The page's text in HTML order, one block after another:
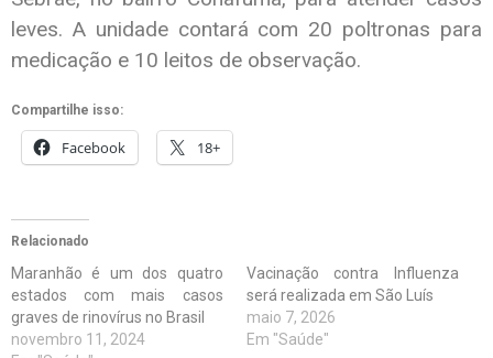
leves. A unidade contará com 20 poltronas para
medicação e 10 leitos de observação.
Compartilhe isso:
Facebook 18+
Relacionado
Maranhão é um dos quatro
estados com mais casos
graves de rinovírus no Brasil
novembro 11, 2024
Vacinação contra Influenza
será realizada em São Luís
maio 7, 2026
Em "Saúde"